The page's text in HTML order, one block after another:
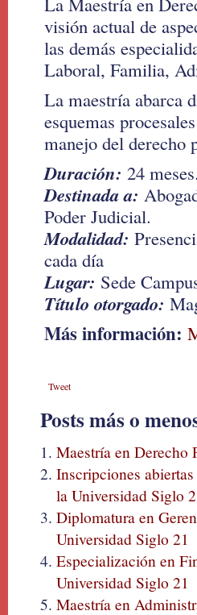
visión actual de
las demás
Laboral, Familia,
La maestría abarca
esquemas
manejo del derecho
Duración: 24 meses.
Destinada a:
Poder Judicial.
Modalidad:
cada día
Lugar: Sede
Título otorgado:
Más información:
Tweet
Posts más o
Maestría en Derecho
Inscripciones
la Universidad Siglo
Diplomatura en
Universidad Siglo 21
Especialización en
Universidad Siglo 21
Maestría en